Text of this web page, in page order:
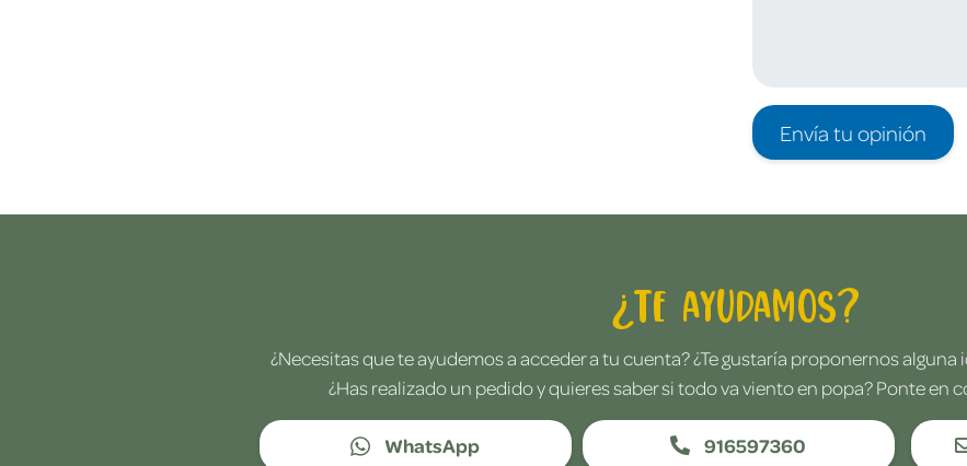
Envía tu opinión
¿Te ayudamos?
¿Necesitas que te ayudemos a acceder a tu cuenta? ¿Te gustaría proponernos
¿Has realizado un pedido y quieres saber si todo va viento en popa? Ponte en
WhatsApp 916597360